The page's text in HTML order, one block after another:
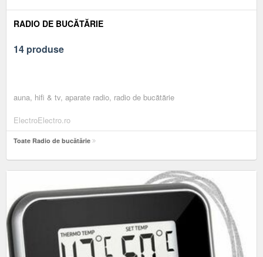
RADIO DE BUCĂTĂRIE
14 produse
auna, hifi & tv, aparate radio, radio de bucătărie
ElectroElectro.ro
Toate Radio de bucătărie